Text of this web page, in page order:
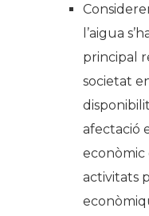
l’aigua
principal
societat
afectació
econòmic
activitats